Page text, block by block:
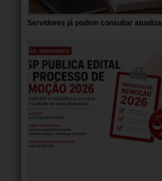
Servidores já podem consultar